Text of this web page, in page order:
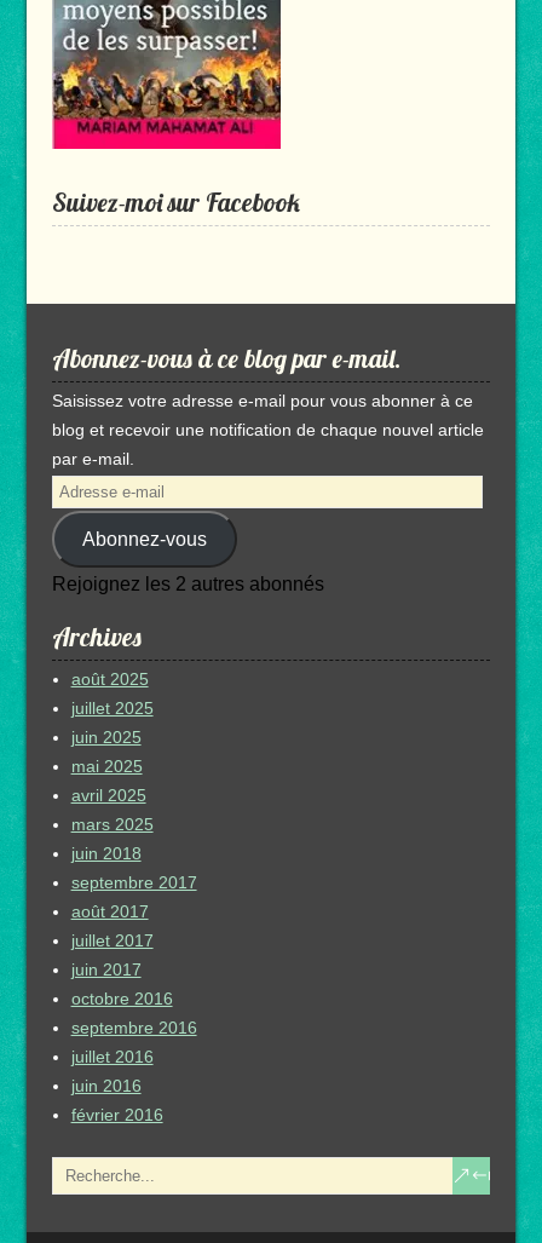
Suivez-moi sur Facebook
Abonnez-vous à ce blog par e-mail.
Saisissez votre adresse e-mail pour vous abonner à ce
blog et recevoir une notification de chaque nouvel article
par e-mail.
Adresse
e-
mail Abonnez-vous
Rejoignez les 2 autres abonnés
Archives
août 2025
juillet 2025
juin 2025
mai 2025
avril 2025
mars 2025
juin 2018
septembre 2017
août 2017
juillet 2017
juin 2017
octobre 2016
septembre 2016
juillet 2016
juin 2016
février 2016